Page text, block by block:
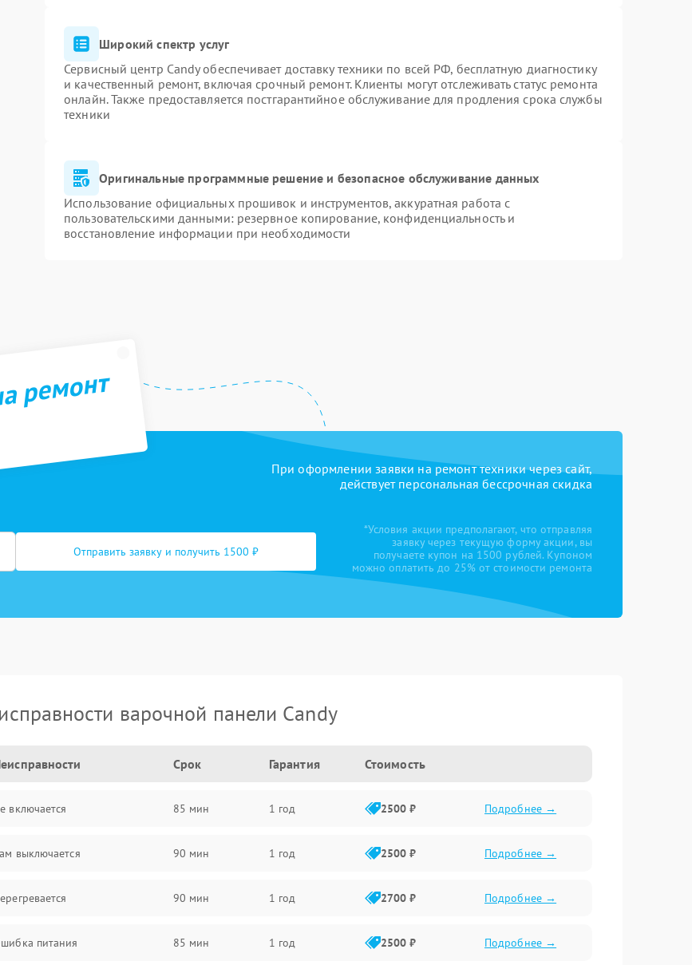
Широкий спектр услуг
Сервисный центр Candy обеспечивает доставку техники по всей РФ, бесплатную диагностику
и качественный ремонт, включая срочный ремонт. Клиенты могут отслеживать статус ремонта
онлайн. Также предоставляется постгарантийное обслуживание для продления срока службы
техники
Оригинальные программные решение и безопасное обслуживание данных
Использование официальных прошивок и инструментов, аккуратная работа с
пользовательскими данными: резервное копирование, конфиденциальность и
восстановление информации при необходимости
ремонт
При оформлении заявки на ремонт техники через сайт,
действует персональная бессрочная скидка
Отправить заявку и получить 1500 ₽
*Условия акции предполагают, что отправляя
заявку через текущую форму акции, вы
получаете купон на 1500 рублей. Купоном
можно оплатить до 25% от стоимости ремонта
варочной панели Candy
Срок Гарантия Стоимость
включается 85 мин 1 год 2500 ₽ Подробнее →
выключается 90 мин 1 год 2500 ₽ Подробнее →
90 мин 1 год 2700 ₽ Подробнее →
питания 85 мин 1 год 2500 ₽ Подробнее →